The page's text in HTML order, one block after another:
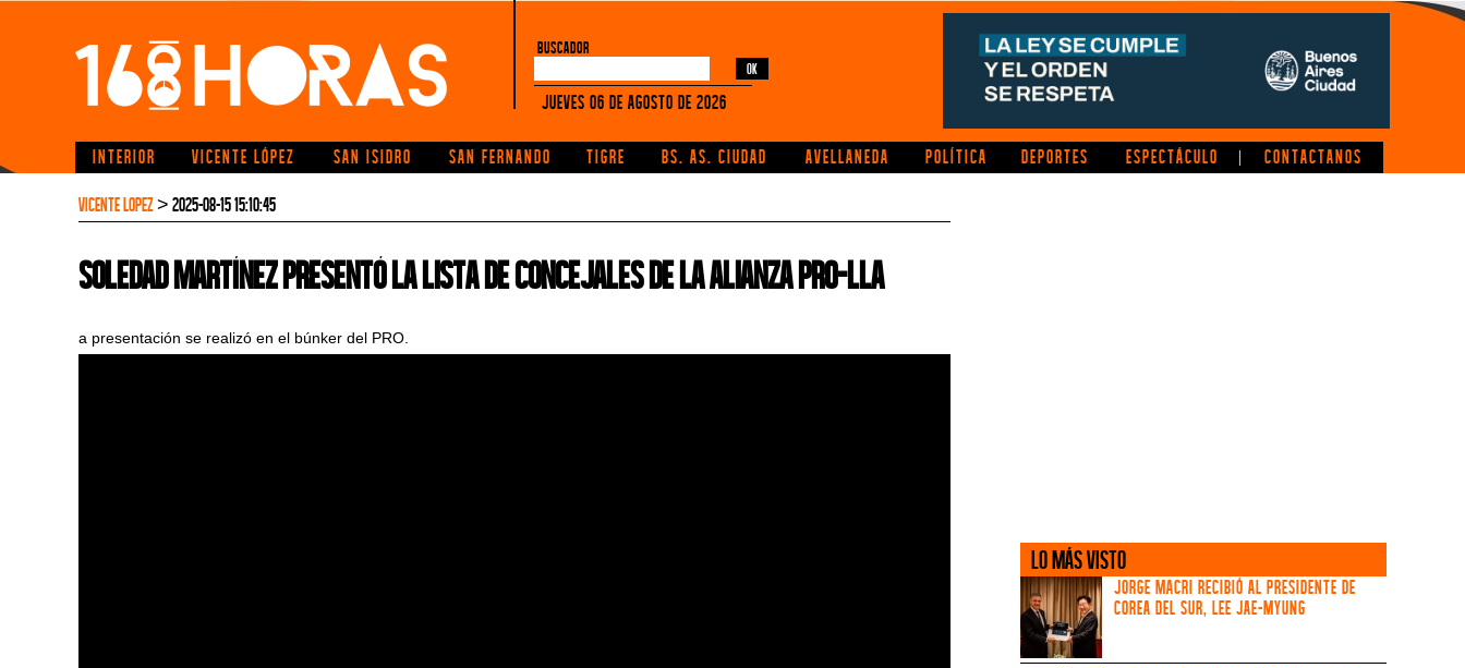
buscador
Jueves 06 de Agosto de 2026
INTERIOR VICENTE LÓPEZ SAN ISIDRO SAN FERNANDO TIGRE BS. AS. CIUDAD AVELLANEDA POLÍTICA DEPORTES ESPECTÁCULO | CONTACTANOS
VICENTE LOPEZ> 2025-08-15 15:10:45
Soledad Martínez presentó la lista de concejales de la alianza PRO-LLA
a presentación se realizó en el búnker del PRO.
LO MÁS VISTO
Jorge Macri recibió al Presidente de
Corea del Sur, Lee Jae-myung